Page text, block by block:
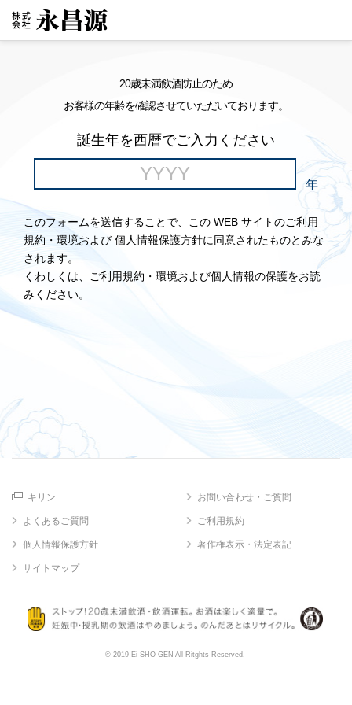
20歳未満飲酒防止のため
お客様の年齢を確認させていただいております。
誕生年を西暦でご入力ください
年
このフォームを送信することで、この WEB サイトのご利用
規約・環境および 個人情報保護方針に同意されたものとみな
されます。
くわしくは、ご利用規約・環境および個人情報の保護をお読
みください。
キリン お問い合わせ・ご質問
よくあるご質問 ご利用規約
個人情報保護方針 著作権表示・法定表記
サイトマップ
© 2019 Ei-SHO-GEN All Ritghts Reserved.